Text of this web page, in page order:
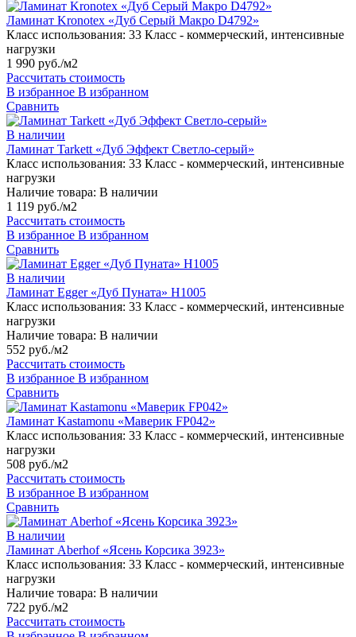
Ламинат Kronotex «Дуб Серый Макро D4792»
Класс использования: 33 Класс - коммерческий, интенсивные
нагрузки
1 990 руб./м2
Рассчитать стоимость
В избранное В избранном
Сравнить
В наличии
Ламинат Tarkett «Дуб Эффект Светло-серый»
Класс использования: 33 Класс - коммерческий, интенсивные
нагрузки
Наличие товара: В наличии
1 119 руб./м2
Рассчитать стоимость
В избранное В избранном
Сравнить
В наличии
Ламинат Egger «Дуб Пуната» H1005
Класс использования: 33 Класс - коммерческий, интенсивные
нагрузки
Наличие товара: В наличии
552 руб./м2
Рассчитать стоимость
В избранное В избранном
Сравнить
Ламинат Kastamonu «Маверик FP042»
Класс использования: 33 Класс - коммерческий, интенсивные
нагрузки
508 руб./м2
Рассчитать стоимость
В избранное В избранном
Сравнить
В наличии
Ламинат Aberhof «Ясень Корсика 3923»
Класс использования: 33 Класс - коммерческий, интенсивные
нагрузки
Наличие товара: В наличии
722 руб./м2
Рассчитать стоимость